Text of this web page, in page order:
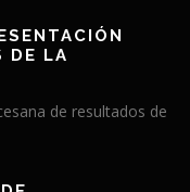
DE LA
de resultados de